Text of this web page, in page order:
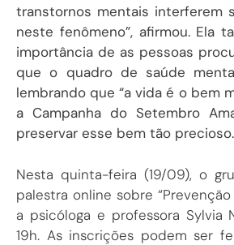
transtornos mentais interferem
neste fenômeno”, afirmou. Ela
importância de as pessoas
que o quadro de saúde
lembrando que “a vida é o bem
a Campanha do Setembro
preservar esse bem tão
Nesta quinta-feira (19/09), o
palestra online sobre
a psicóloga e professora Sylvia
19h. As inscrições podem ser